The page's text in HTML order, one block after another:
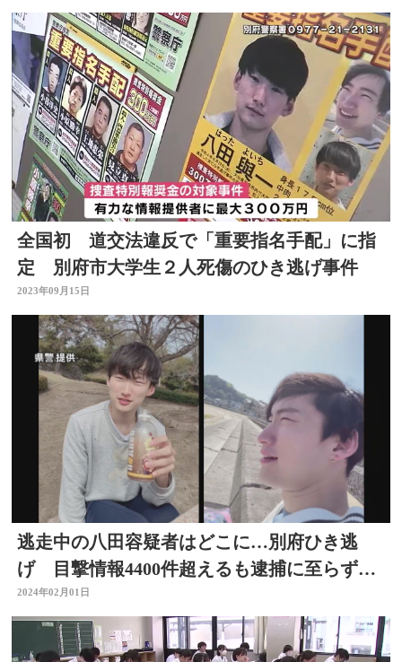
全国初 道交法違反で「重要指名手配」に指
定 別府市大学生２人死傷のひき逃げ事件
2023年09月15日
逃走中の八田容疑者はどこに…別府ひき逃
げ 目撃情報4400件超えるも逮捕に至らず
大分
2024年02月01日